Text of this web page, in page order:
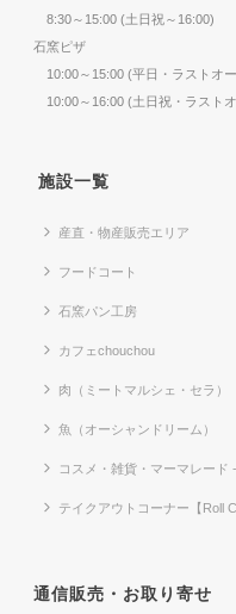
8:30～15:00 (土日祝～16:00)
石窯ピザ
10:00～15:00 (平日・ラストオ
10:00～16:00 (土日祝・ラスト
施設一覧
産直・物産販売エリア
フードコート
石窯パン工房
カフェchouchou
肉（ミートマルシェ・セラ）
魚（オーシャンドリーム）
コスメ・雑貨・マーマレード
テイクアウトコーナー【Roll
通信販売・お取り寄せ